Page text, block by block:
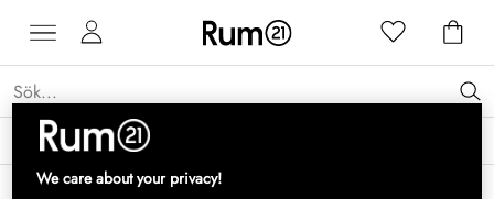
Få 15 % rabatt på Grythyttan Stålmöbler* →
We care about your privacy!